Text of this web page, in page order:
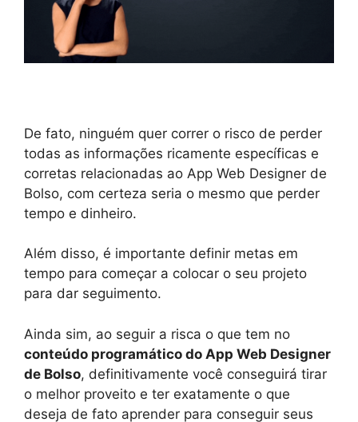
De fato, ninguém quer correr o risco de perder
todas as informações ricamente específicas e
corretas relacionadas ao App Web Designer de
Bolso, com certeza seria o mesmo que perder
tempo e dinheiro.
Além disso, é importante definir metas em
tempo para começar a colocar o seu projeto
para dar seguimento.
Ainda sim, ao seguir a risca o que tem no
conteúdo programático do App Web Designer
de Bolso, definitivamente você conseguirá tirar
o melhor proveito e ter exatamente o que
deseja de fato aprender para conseguir seus